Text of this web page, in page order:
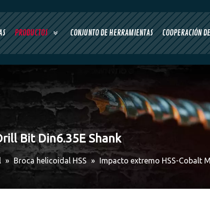
PRODUCTOS CONJUNTO DE HERRAMIENTAS COOPERACIÓN
Bit Din6.35E Shank
» Broca helicoidal HSS » Impacto extremo HSS-Cobalt